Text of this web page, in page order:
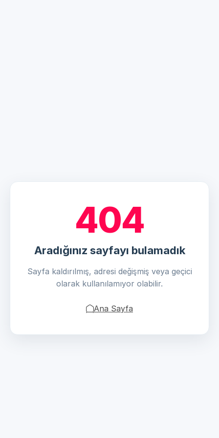
404
Aradığınız sayfayı bulamadık
Sayfa kaldırılmış, adresi değişmiş veya geçici
olarak kullanılamıyor olabilir.
Ana Sayfa